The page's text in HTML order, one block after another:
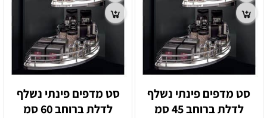
סט מדפים פינתי נשלף
לדלת ברוחב 45 סמ
סט מדפים פינתי נשלף
לדלת ברוחב 60 סמ